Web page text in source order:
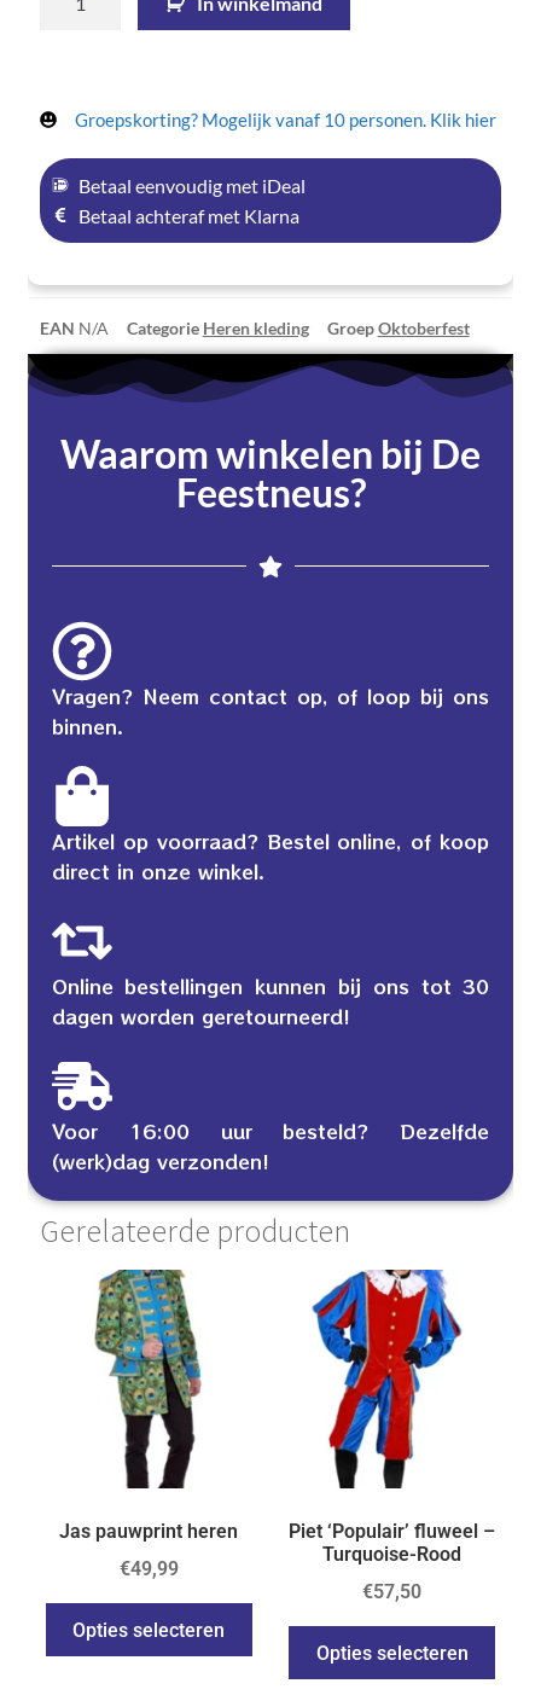
Groepskorting? Mogelijk vanaf 10 personen. Klik hier
Betaal eenvoudig met iDeal
Betaal achteraf met Klarna
EAN N/A Categorie Heren kleding GroepOktoberfest
Waarom winkelen bij De
Feestneus?
Vragen? Neem contact op, of loop bij ons
binnen.
Artikel op voorraad? Bestel online, of koop
direct in onze winkel.
Online bestellingen kunnen bij ons tot 30
dagen worden geretourneerd!
Voor 16:00 uur besteld? Dezelfde
(werk)dag verzonden!
Gerelateerde producten
Jas pauwprint heren
€49,99
Opties selecteren
Piet ‘Populair’ fluweel –
Turquoise-Rood
€57,50
Opties selecteren